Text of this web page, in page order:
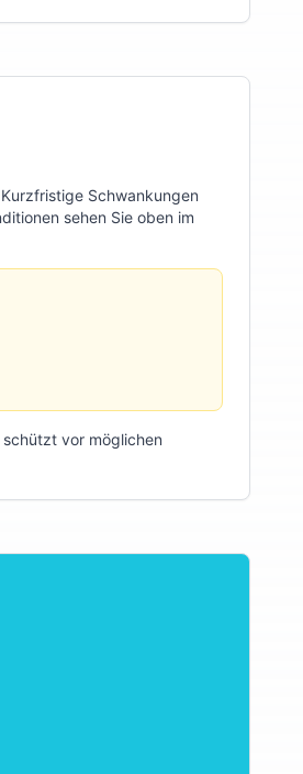
Schwankungen
sehen Sie oben im
vor möglichen